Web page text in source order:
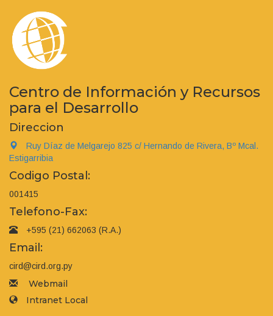
Centro de Información y Recursos
para el Desarrollo
Direccion
Ruy Díaz de Melgarejo 825 c/ Hernando de Rivera, Bº Mcal.
Estigarribia
Codigo Postal:
001415
Telefono-Fax:
+595 (21) 662063 (R.A.)
Email:
cird@cird.org.py
Webmail
Intranet Local